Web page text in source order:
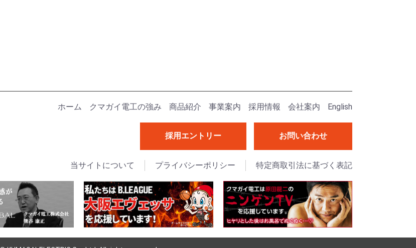
ホーム クマガイ電工の強み 商品紹介 事業案内 採用情報 会社案内 English
採用エントリー お問い合わせ
当サイトについて プライバシーポリシー 特定商取引法に基づく表記